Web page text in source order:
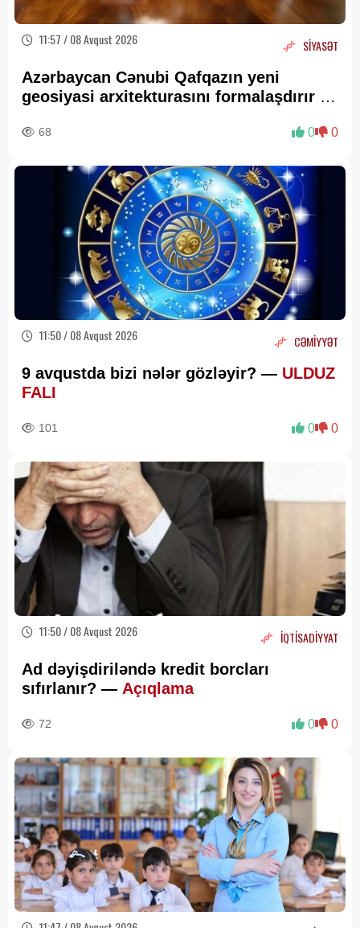
11:57 / 08 Avqust 2026 SİYASƏT
Azərbaycan Cənubi Qafqazın yeni
geosiyasi arxitekturasını formalaşdırır –
68 0 0
11:50 / 08 Avqust 2026 CƏMİYYƏT
9 avqustda bizi nələr gözləyir? — ULDUZ
FALI
101 0 0
11:50 / 08 Avqust 2026 İQTİSADİYYAT
Ad dəyişdiriləndə kredit borcları
sıfırlanır? — Açıqlama
72 0 0